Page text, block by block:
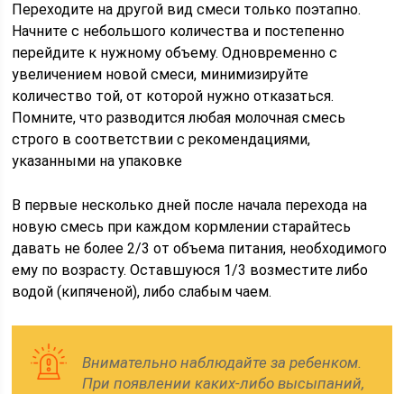
Переходите на другой вид смеси только поэтапно.
Начните с небольшого количества и постепенно
перейдите к нужному объему. Одновременно с
увеличением новой смеси, минимизируйте
количество той, от которой нужно отказаться.
Помните, что разводится любая молочная смесь
строго в соответствии с рекомендациями,
указанными на упаковке
В первые несколько дней после начала перехода на
новую смесь при каждом кормлении старайтесь
давать не более 2/3 от объема питания, необходимого
ему по возрасту. Оставшуюся 1/3 возместите либо
водой (кипяченой), либо слабым чаем.
Внимательно наблюдайте за ребенком.
При появлении каких-либо высыпаний,